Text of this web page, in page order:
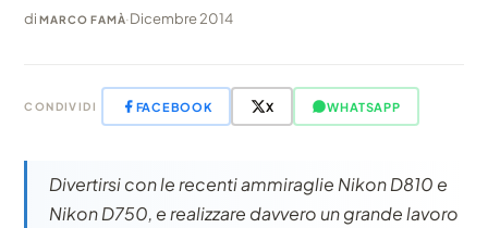
diMARCO FAMÀ·Dicembre 2014
CONDIVIDI FACEBOOK X WHATSAPP
Divertirsi con le recenti ammiraglie Nikon D810 e
Nikon D750, e realizzare davvero un grande lavoro